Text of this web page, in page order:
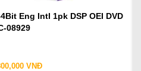
Eng Intl 1pk DSP OEI DVD
08929
VNĐ